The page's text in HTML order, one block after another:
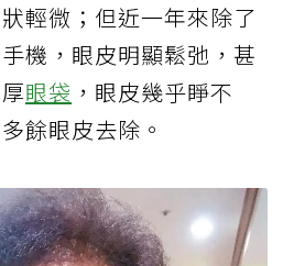
輕微；但近一年來除了
機，眼皮明顯鬆弛，甚
眼袋 ，眼皮幾乎睜不
餘眼皮去除。